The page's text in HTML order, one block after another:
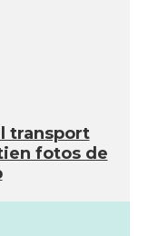
transport
fotos de